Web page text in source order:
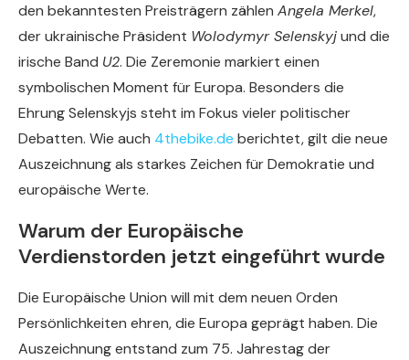
den bekanntesten Preisträgern zählen Angela Merkel,
der ukrainische Präsident Wolodymyr Selenskyjund die
irische Band U2. Die Zeremonie markiert einen
symbolischen Moment für Europa. Besonders die
Ehrung Selenskyjs steht im Fokus vieler politischer
Debatten. Wie auch 4thebike.de berichtet, gilt die neue
Auszeichnung als starkes Zeichen für Demokratie und
europäische Werte.
Warum der Europäische
Verdienstorden jetzt eingeführt wurde
Die Europäische Union will mit dem neuen Orden
Persönlichkeiten ehren, die Europa geprägt haben. Die
Auszeichnung entstand zum 75. Jahrestag der